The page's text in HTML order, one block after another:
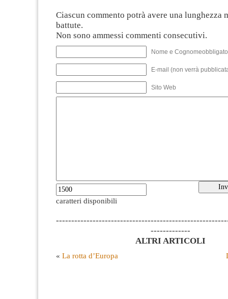
Ciascun commento potrà avere una lunghezza
battute.
Non sono ammessi commenti consecutivi.
Nome e
E-mail (non verrà
Sito Web
caratteri disponibili
-------------
ALTRI ARTICOLI
« La rotta d’Europa